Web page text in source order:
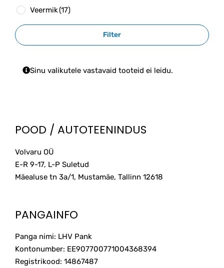
Veermik(17)
Filter
Sinu valikutele vastavaid tooteid ei leidu.
POOD / AUTOTEENINDUS
Volvaru OÜ
E-R 9-17, L-P Suletud
Mäealuse tn 3a/1, Mustamäe, Tallinn 12618
PANGAINFO
Panga nimi: LHV Pank
Kontonumber: EE907700771004368394
Registrikood: 14867487